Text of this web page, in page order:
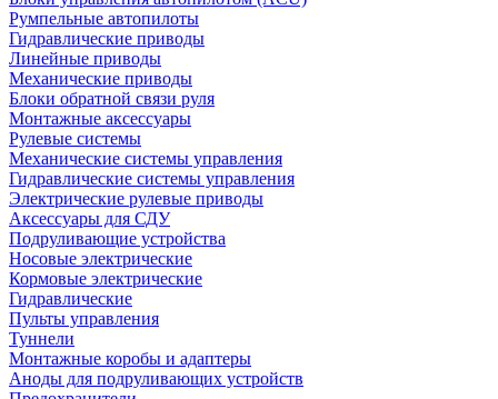
Румпельные автопилоты
Гидравлические приводы
Линейные приводы
Механические приводы
Блоки обратной связи руля
Монтажные аксессуары
Рулевые системы
Механические системы управления
Гидравлические системы управления
Электрические рулевые приводы
Аксессуары для СДУ
Подруливающие устройства
Носовые электрические
Кормовые электрические
Гидравлические
Пульты управления
Туннели
Монтажные коробы и адаптеры
Аноды для подруливающих устройств